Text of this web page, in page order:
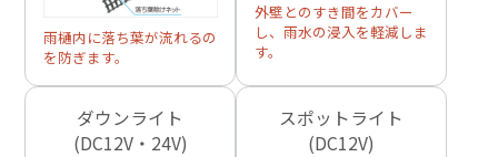
雨樋内に落ち葉が流れるの
を防ぎます。
外壁とのすき間をカバー
し、雨水の浸入を軽減しま
す。
ダウンライト
(DC12V・24V)
スポットライト
(DC12V)